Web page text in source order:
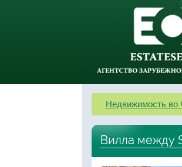
Недвижимость во
Вилла между